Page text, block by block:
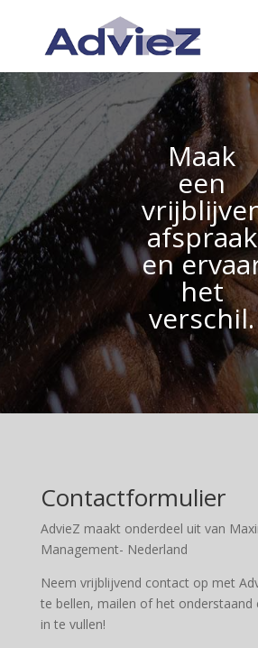
Maak
een
afspraak
en
het
verschil.
Contactformulier
AdvieZ maakt onderdeel uit van
Management- Nederland
Neem vrijblijvend contact op met
te bellen, mailen of het
in te vullen!